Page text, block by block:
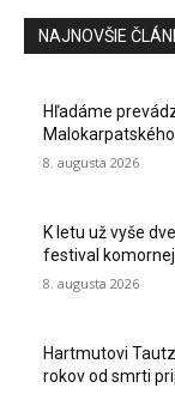
NAJNOVŠIE
Hľadáme
8. augusta 2026
K letu už vyše
festival komornej
8. augusta 2026
Hartmutovi
rokov od smrti